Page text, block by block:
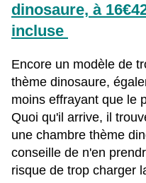
dinosaure, à
incluse
Encore un modèle de
thème dinosaure,
moins effrayant que le
Quoi qu'il arrive, il
une chambre thème
conseille de n'en
risque de trop charger